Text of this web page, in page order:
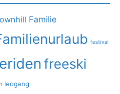
Familie
festival
freeski
leogang